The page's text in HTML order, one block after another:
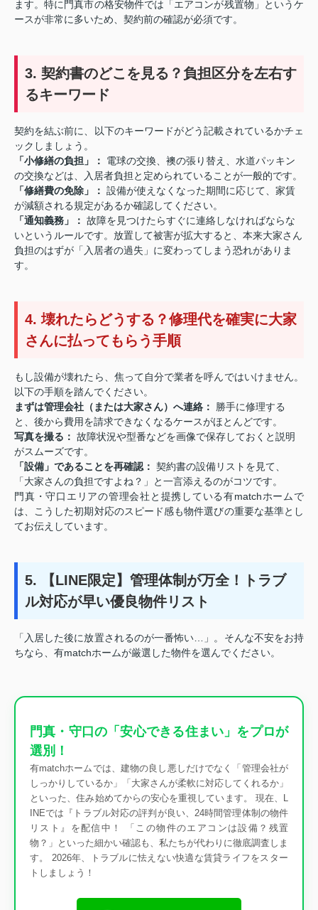
ます。特に門真市の格安物件では「エアコンが残置物」というケ
ースが非常に多いため、契約前の確認が必須です。
3. 契約書のどこを見る？負担区分を左右す
るキーワード
契約を結ぶ前に、以下のキーワードがどう記載されているかチェ
ックしましょう。
「小修繕の負担」：
電球の交換、襖の張り替え、水道パッキン
の交換などは、入居者負担と定められていることが一般的です。
「修繕費の免除」： 設備が使えなくなった期間に応じて、家賃
が減額される規定があるか確認してください。
「通知義務」： 故障を見つけたらすぐに連絡しなければならな
いというルールです。放置して被害が拡大すると、本来大家さん
負担のはずが「入居者の過失」に変わってしまう恐れがありま
す。
4. 壊れたらどうする？修理代を確実に大家
さんに払ってもらう手順
もし設備が壊れたら、焦って自分で業者を呼んではいけません。
以下の手順を踏んでください。
まずは管理会社（または大家さん）へ連絡：
勝手に修理する
と、後から費用を請求できなくなるケースがほとんどです。
写真を撮る： 故障状況や型番などを画像で保存しておくと説明
がスムーズです。
「設備」であることを再確認： 契約書の設備リストを見て、
「大家さんの負担ですよね？」と一言添えるのがコツです。
門真・守口エリアの管理会社と提携している有matchホームで
は、こうした初期対応のスピード感も物件選びの重要な基準とし
てお伝えしています。
5. 【LINE限定】管理体制が万全！トラブ
ル対応が早い優良物件リスト
「入居した後に放置されるのが一番怖い…」。そんな不安をお持
ちなら、有matchホームが厳選した物件を選んでください。
門真・守口の「安心できる住まい」をプロが
選別！
有matchホームでは、建物の良し悪しだけでなく「管理会社が
しっかりしているか」「大家さんが柔軟に対応してくれるか」
といった、住み始めてからの安心を重視しています。 現在、L
INEでは『トラブル対応の評判が良い、24時間管理体制の物件
リスト』を配信中！ 「この物件のエアコンは設備？残置
物？」といった細かい確認も、私たちが代わりに徹底調査しま
す。 2026年、トラブルに怯えない快適な賃貸ライフをスター
トしましょう！